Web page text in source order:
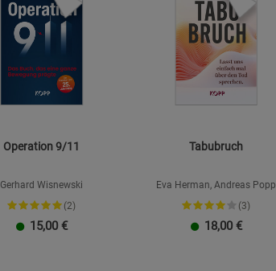
Operation 9/11
Gerhard Wisnewski
(2)
15,00 €
Tabubruch
Eva Herman, Andreas Popp
(3)
18,00 €